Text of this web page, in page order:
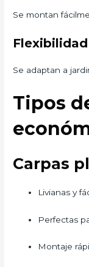
Se montan
Flexibilidad
Se adaptan a
Tipos
Carpas
Livianas y
Perfectas
Montaje